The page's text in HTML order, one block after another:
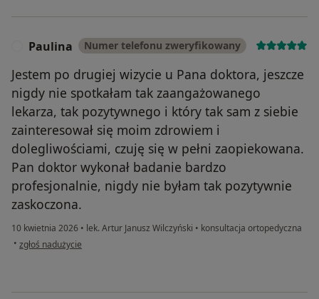
Paulina Numer telefonu zweryfikowany
Jestem po drugiej wizycie u Pana doktora, jeszcze
nigdy nie spotkałam tak zaangażowanego
lekarza, tak pozytywnego i który tak sam z siebie
zainteresował się moim zdrowiem i
dolegliwościami, czuję się w pełni zaopiekowana.
Pan doktor wykonał badanie bardzo
profesjonalnie, nigdy nie byłam tak pozytywnie
zaskoczona.
10 kwietnia 2026 • lek. Artur Janusz Wilczyński • konsultacja ortopedyczna
• w opinii użytkownika Paulina
zgłoś nadużycie